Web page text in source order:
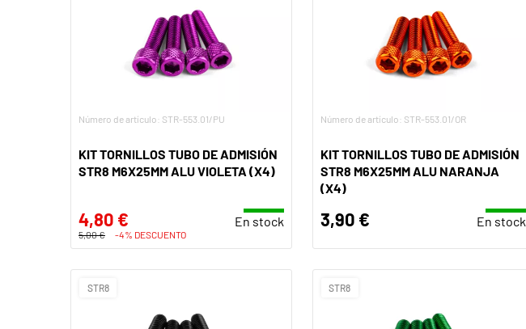
Número de artículo: STR-553.01/PU
KIT TORNILLOS TUBO DE ADMISIÓN
STR8 M6X25MM ALU VIOLETA (X4)
4,80 € En stock
5,00 € -4% DESCUENTO
Número de artículo: STR-553.01/OR
KIT TORNILLOS TUBO DE ADMISIÓN
STR8 M6X25MM ALU NARANJA
(X4)
3,90 € En stock
STR8 STR8